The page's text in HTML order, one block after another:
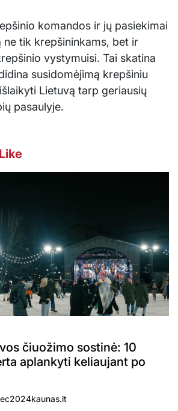
komandos ir jų pasiekimai
tik krepšininkams, bet ir
vystymuisi. Tai skatina
susidomėjimą krepšiniu
Lietuvą tarp geriausių
pasaulyje.
čiuožimo sostinė: 10
aplankyti keliaujant po
ec2024kaunas.lt